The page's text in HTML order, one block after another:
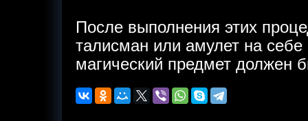
После выполнения этих
талисман или амулет на
магический предмет должен